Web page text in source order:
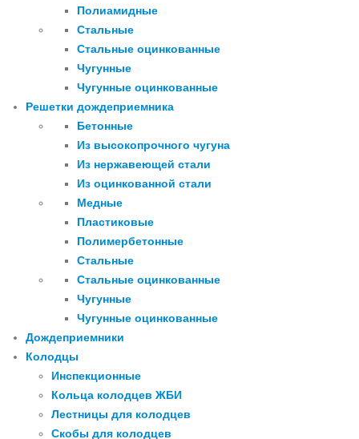
Полиамидные
Стальные
Стальные оцинкованные
Чугунные
Чугунные оцинкованные
Решетки дождеприемника
Бетонные
Из высокопрочного чугуна
Из нержавеющей стали
Из оцинкованной стали
Медные
Пластиковые
Полимербетонные
Стальные
Стальные оцинкованные
Чугунные
Чугунные оцинкованные
Дождеприемники
Колодцы
Инспекционные
Кольца колодцев ЖБИ
Лестницы для колодцев
Скобы для колодцев